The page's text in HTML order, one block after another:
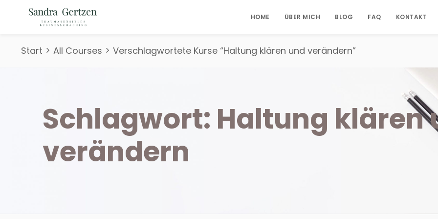
HOME ÜBER MICH BLOG FAQ KONTAKT
Start All Courses Verschlagwortete Kurse “Haltung klären und verändern”
Schlagwort: Haltung klären
verändern